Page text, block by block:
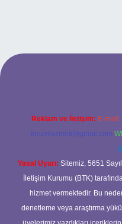
giriş
Reklam ve İletişim: E-mail:
forumhizmeti@gmail.com
Yasal Uyarı: Sitemiz, 5651
İletişim Kurumu (BTK)
hizmet vermektedir. Bu
denetleme veya araştırma